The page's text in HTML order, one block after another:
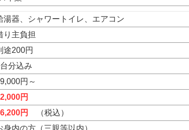
湯器、シャワートイレ、エアコン
り主負担
途200円
分込み
円～
円
円
（税込）
身内の方（三親等以内）